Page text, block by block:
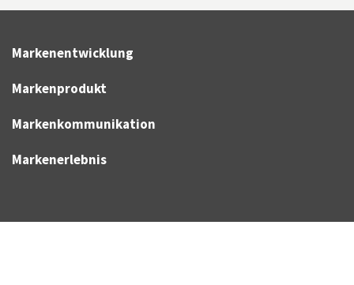
Markenentwicklung
Markenprodukt
Markenkommunikation
Markenerlebnis